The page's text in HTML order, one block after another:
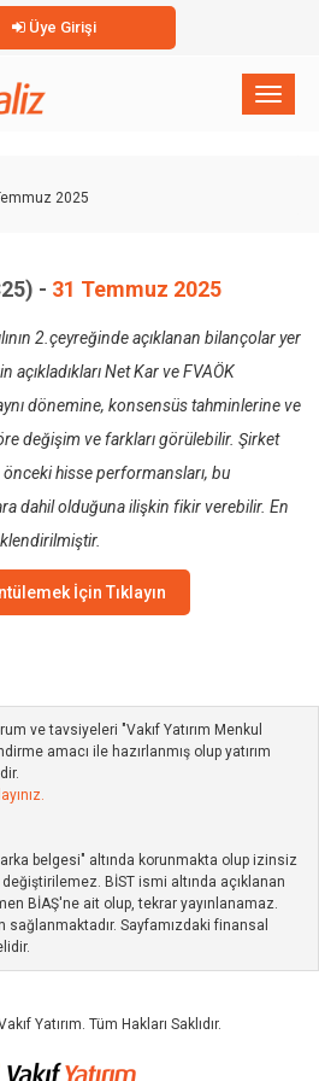
Üye Girişi
×
2025
- 31 Temmuz 2025
2.çeyreğinde açıklanan bilançolar yer
açıkladıkları Net Kar ve FVAÖK
dönemine, konsensüs tahminlerine ve
değişim ve farkları görülebilir. Şirket
önceki hisse performansları, bu
dahil olduğuna ilişkin fikir verebilir. En
İçin Tıklayın
ve tavsiyeleri "Vakıf Yatırım Menkul
amacı ile hazırlanmış olup yatırım
belgesi" altında korunmakta olup izinsiz
BİST ismi altında açıklanan
BİAŞ'ne ait olup, tekrar yayınlanamaz.
sağlanmaktadır. Sayfamızdaki finansal
Yatırım. Tüm Hakları Saklıdır.